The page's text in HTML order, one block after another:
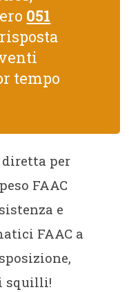
051
tempo
per
FAAC
e
FAAC a
squilli!